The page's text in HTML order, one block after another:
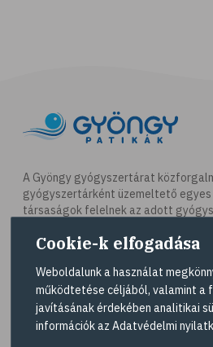
# mozgás
# síelés
# szánkózás
# snowboard
# család
# pszichológia
# hátfájás
# gerinc
A Gyöngy gyógyszertárat
gyógyszertárként üzemeltető
társaságok felelnek az adott
elérhetőségeit a Gyógyszertár kereső
Navigáció
Akciós termékek
Cookie-k elfogadása
Weboldalunk a használat
működtetése céljából, valamint a
javításának érdekében analitikai
információk az Adatvédelmi